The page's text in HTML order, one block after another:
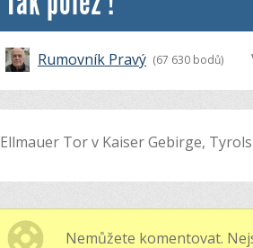
Rumovník Pravý (67 630 bodů)
Ellmauer Tor v Kaiser Gebirge,
Nemůžete komentovat.